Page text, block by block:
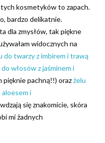
kosmetyków to zapach.
bardzo delikatnie.
dla zmysłów, tak piękne
widocznych na
do twarzy z imbirem i trawą
włosów z jaśminem i
pięknie pachną!!) orazżelu
aloesem i
się znakomicie, skóra
mi żadnych